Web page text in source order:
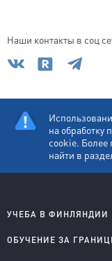
Наши контакты в соц
на
cookie.
найти в
УЧЕБА В ФИНЛЯНДИИ
Лицеи на английском
ОБУЧЕНИЕ ЗА